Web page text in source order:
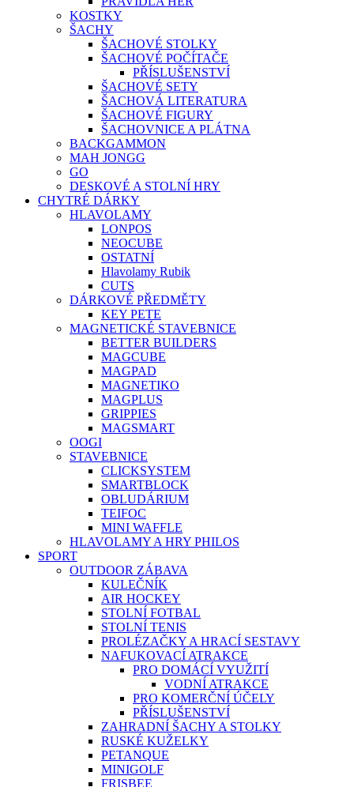
KOSTKY
ŠACHY
ŠACHOVÉ STOLKY
ŠACHOVÉ POČÍTAČE
PŘÍSLUŠENSTVÍ
ŠACHOVÉ SETY
ŠACHOVÁ LITERATURA
ŠACHOVÉ FIGURY
ŠACHOVNICE A PLÁTNA
BACKGAMMON
MAH JONGG
GO
DESKOVÉ A STOLNÍ HRY
CHYTRÉ DÁRKY
HLAVOLAMY
LONPOS
NEOCUBE
OSTATNÍ
Hlavolamy Rubik
CUTS
DÁRKOVÉ PŘEDMĚTY
KEY PETE
MAGNETICKÉ STAVEBNICE
BETTER BUILDERS
MAGCUBE
MAGPAD
MAGNETIKO
MAGPLUS
GRIPPIES
MAGSMART
OOGI
STAVEBNICE
CLICKSYSTEM
SMARTBLOCK
OBLUDÁRIUM
TEIFOC
MINI WAFFLE
HLAVOLAMY A HRY PHILOS
SPORT
OUTDOOR ZÁBAVA
KULEČNÍK
AIR HOCKEY
STOLNÍ FOTBAL
STOLNÍ TENIS
PROLÉZAČKY A HRACÍ SESTAVY
NAFUKOVACÍ ATRAKCE
PRO DOMÁCÍ VYUŽITÍ
VODNÍ ATRAKCE
PRO KOMERČNÍ ÚČELY
PŘÍSLUŠENSTVÍ
ZAHRADNÍ ŠACHY A STOLKY
RUSKÉ KUŽELKY
PETANQUE
MINIGOLF
FRISBEE